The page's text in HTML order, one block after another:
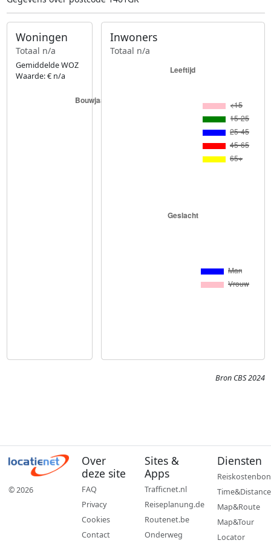
Woningen
Totaal n/a
Gemiddelde WOZ
Waarde: € n/a
Inwoners
Totaal n/a
Bron CBS 2024
© 2026
Over
deze site
FAQ
Privacy
Cookies
Contact
Sites &
Apps
Trafficnet.nl
Reiseplanung.de
Routenet.be
Onderweg
Diensten
Reiskostenbon
Time&Distance
Map&Route
Map&Tour
Locator